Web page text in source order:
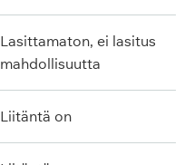
lasittamaton, ei lasitus
mahdollisuutta
liitäntä on